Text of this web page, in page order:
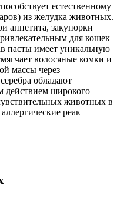
естественному
из желудка животных.
аппетита, закупорки
для кошек
пасты имеет уникальную
волосяные комки и
массы через
обладают
широкого
животных в
реак